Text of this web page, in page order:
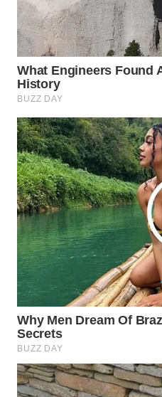
WAHANA
SELEB
PERSONA
WAHANA
OTOMOTIF
WAHANA
HEALTH
WAHANA
DESA
WISATA
LAPAK
WAHANA
Wahana
Network
KONSUMEN